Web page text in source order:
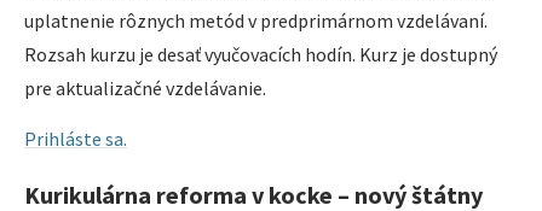
uplatnenie rôznych metód v predprimárnom vzdelávaní.
Rozsah kurzu je desať vyučovacích hodín. Kurz je dostupný
pre aktualizačné vzdelávanie.
Prihláste sa.
Kurikulárna reforma v kocke – nový štátny